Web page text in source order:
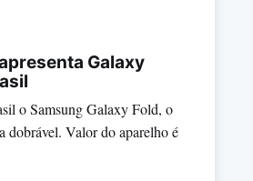
Galaxy
o Samsung Galaxy Fold, o
dobrável. Valor do aparelho é